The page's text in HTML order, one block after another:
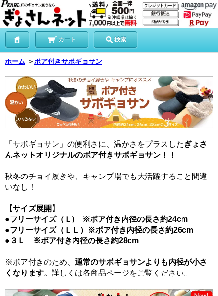
カート 検索
ホーム ＞ボア付きサボギョサン
「サボギョサン」の便利さに、温かさをプラスした ぎょさ
んネットオリジナルのボア付きサボギョサン！！
秋冬のチョイ履きや、キャンプ場でも大活躍すること間違
いなし！
【サイズ展開】
●フリーサイズ（Ｌ) ※ボア付き内径の長さ約24cm
●フリーサイズ（ＬＬ）※ボア付き内径の長さ約26cm
●３Ｌ ※ボア付き内径の長さ約28cm
※ボア付きのため、 通常のサボギョサンよりも内径が小さ
くなります。 詳しくは各商品ページをご覧ください。